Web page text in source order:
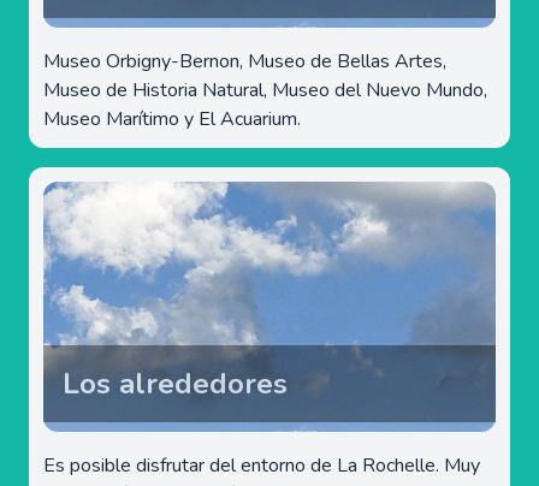
Museo Orbigny-Bernon, Museo de Bellas Artes,
Museo de Historia Natural, Museo del Nuevo Mundo,
Museo Marítimo y El Acuarium.
Los alrededores
Es posible disfrutar del entorno de La Rochelle. Muy